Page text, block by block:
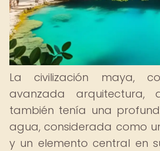
La civilización maya,
avanzada arquitectura,
también tenía una
agua, considerada como
y un elemento central en